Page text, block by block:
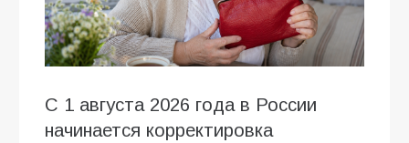
С 1 августа 2026 года в России
начинается корректировка